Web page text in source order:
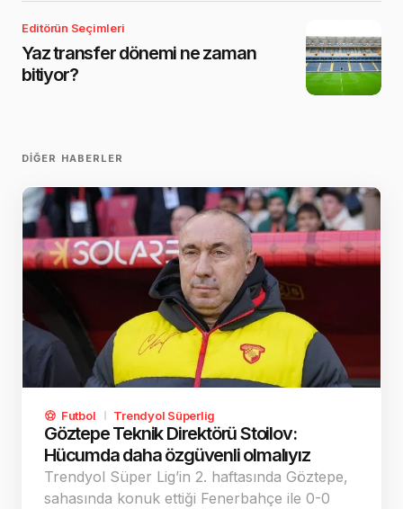
Editörün Seçimleri
Yaz transfer dönemi ne zaman
bitiyor?
DIĞER HABERLER
Futbol Trendyol Süperlig
Göztepe Teknik Direktörü Stoilov:
Hücumda daha özgüvenli olmalıyız
Trendyol Süper Lig’in 2. haftasında Göztepe,
sahasında konuk ettiği Fenerbahçe ile 0-0